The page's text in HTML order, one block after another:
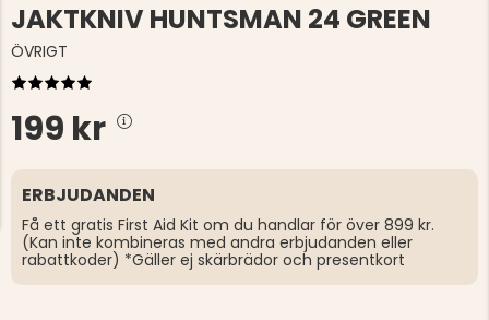
JAKTKNIV HUNTSMAN 24 GREEN
ÖVRIGT
199 kr
ERBJUDANDEN
Få ett gratis First Aid Kit om du handlar för över 899 kr.
(Kan inte kombineras med andra erbjudanden eller
rabattkoder) *Gäller ej skärbrädor och presentkort